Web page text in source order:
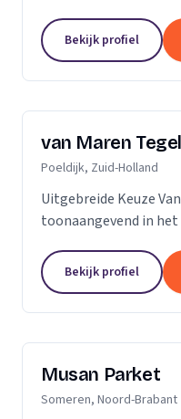
thuis met ons
Bekijk profiel
van Maren
Poeldijk, Zuid-Holland
Uitgebreide Keuze
toonaangevend in
een aantrekkelijke
Bekijk profiel
Musan Parket
Someren, Noord-Brabant